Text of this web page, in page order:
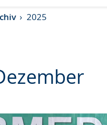
2025